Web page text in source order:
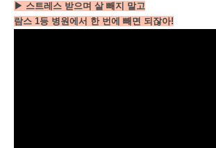
▶ 스트레스 받으며 살 빼지 말고
람스 1등 병원에서 한 번에 빼면 되잖아!